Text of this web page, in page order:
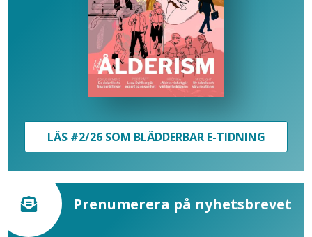
LÄS #2/26 SOM BLÄDDERBAR E-TIDNING
Prenumerera på nyhetsbrevet